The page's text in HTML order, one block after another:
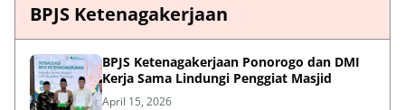
BPJS Ketenagakerjaan
BPJS Ketenagakerjaan Ponorogo dan DMI
Kerja Sama Lindungi Penggiat Masjid
April 15, 2026